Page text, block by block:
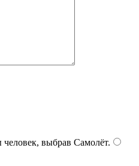
выбрав Самолёт.